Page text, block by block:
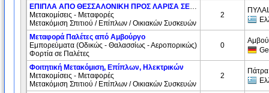
ΕΠΙΠΛΑ ΑΠΟ ΘΕΣΣΑΛΟΝΙΚΗ ΠΡΟΣ ΛΑΡΙΣΑ ΣΕ ΦΟΙΤΗΤΗ
Μετακομίσεις - Μεταφορές
Μετακόμιση Σπιτιού / Επίπλων / Οικιακών Συσκευών
2
Μεταφορά Παλέτες από Αμβούργο
Εμπορεύματα (Oδικώς - Θαλασσίως - Αεροπορικώς)
Φορτία σε Παλέτες
0
Φοιτητική Μετακόμιση, Επίπλων, Ηλεκτρικών
Μετακομίσεις - Μεταφορές
Μετακόμιση Σπιτιού / Επίπλων / Οικιακών Συσκευών
2